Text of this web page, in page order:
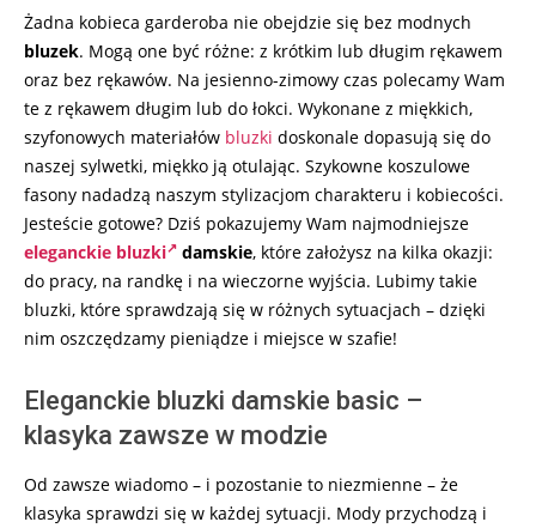
Żadna kobieca garderoba nie obejdzie się bez modnych
bluzek. Mogą one być różne: z krótkim lub długim rękawem
oraz bez rękawów. Na jesienno-zimowy czas polecamy Wam
te z rękawem długim lub do łokci. Wykonane z miękkich,
szyfonowych materiałów bluzki doskonale dopasują się do
naszej sylwetki, miękko ją otulając. Szykowne koszulowe
fasony nadadzą naszym stylizacjom charakteru i kobiecości.
Jesteście gotowe? Dziś pokazujemy Wam najmodniejsze
eleganckie bluzki
damskie, które założysz na kilka okazji:
do pracy, na randkę i na wieczorne wyjścia. Lubimy takie
bluzki, które sprawdzają się w różnych sytuacjach – dzięki
nim oszczędzamy pieniądze i miejsce w szafie!
Eleganckie bluzki damskie basic –
klasyka zawsze w modzie
Od zawsze wiadomo – i pozostanie to niezmienne – że
klasyka sprawdzi się w każdej sytuacji. Mody przychodzą i